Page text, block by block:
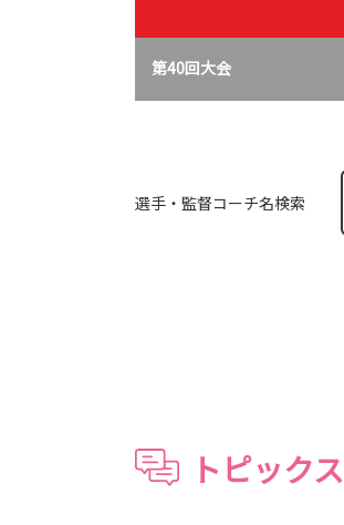
第40回大会
選手・監督コーチ名検索
トピックス